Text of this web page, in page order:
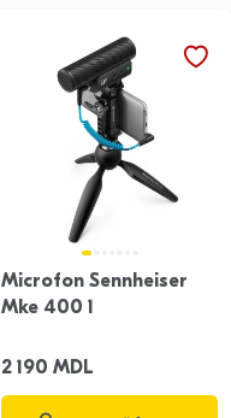
Microfon Sennheiser
Mke 400 1
2 190 MDL